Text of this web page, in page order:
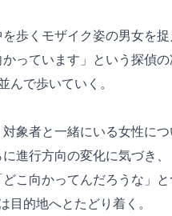
歩くモザイク姿の男女を
っています」という探偵
んで歩いていく。
象者と一緒にいる女性に
進行方向の変化に気づき
こ向かってんだろうな」
目的地へとたどり着く。